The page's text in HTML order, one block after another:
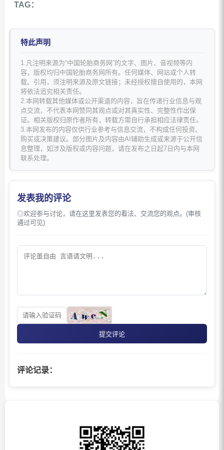
TAG：
特此声明
1.凡注明来源为“中国轮胎商务网”的文字、图片、音视频等内
容，版权均归中国轮胎商务网所有。任何媒体、网站或个人转
载、引用，须注明来源及原文链接；未经授权擅自使用的，本网
将依法追究相关责任。
2.本网转载其他媒体或公开渠道的内容，旨在传递行业信息与观
点交流，不代表本网赞同其观点或对其真实性、完整性作出保
证。相关版权归原作者所有，转载方需自行承担相应法律责任。
3.本网发布的内容仅供行业参考与信息交流，不构成任何投资、
购买或决策建议。部分图片及内容由AI辅助生成或来源于公开信
息整理，如涉及版权或内容问题，请在发布之日起7日内与本网
联系处理。
发表我的评论
◎欢迎参与讨论，请在这里发表您的看法、交流您的观点。(审核
通过可见)
提交评论
评论记录：